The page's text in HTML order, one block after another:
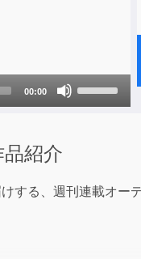
00:00
or
品紹介
する、週刊連載オーデ